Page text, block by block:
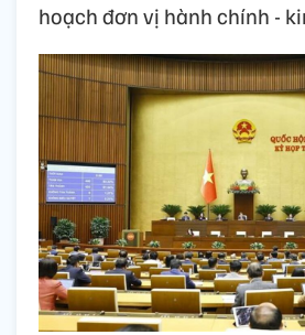
hoạch đơn vị hành chính -